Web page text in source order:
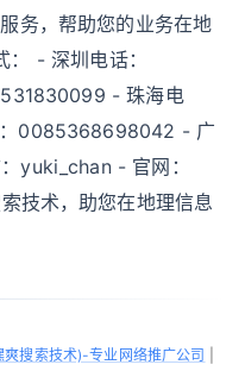
务，帮助您的业务在地
- 深圳电话：
- 珠海电
0085368698042 - 广
yuki_chan - 官网：
技术，助您在地理信息
爽搜索技术)-专业网络推广公司